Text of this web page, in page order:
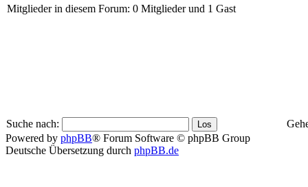
Mitglieder in diesem Forum: 0 Mitglieder und 1 Gast
Suche nach:
Powered by phpBB® Forum Software © phpBB Group
Deutsche Übersetzung durch phpBB.de